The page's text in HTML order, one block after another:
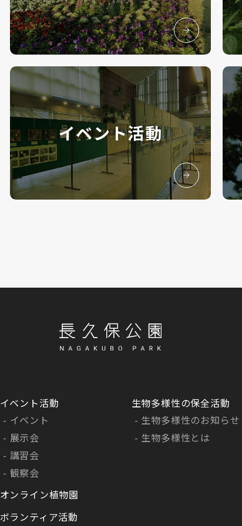
イベント活動
イベント活動
イベント
展示会
講習会
観察会
オンライン植物園
ボランティア活動
生物多様性の保全活動
生物多様性のお知らせ
生物多様性とは